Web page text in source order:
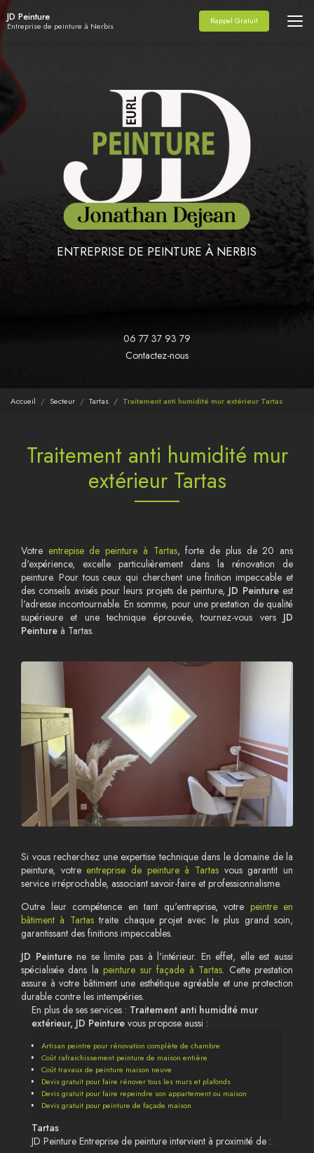
au
contenu
JD Peinture
Entreprise de peinture à Nerbis Rappel Gratuit
ENTREPRISE DE PEINTURE À NERBIS
06 77 37 93 79
Contactez-nous
Accueil Secteur Tartas Traitement anti humidité mur extérieur Tartas
Traitement anti humidité mur
extérieur Tartas
Votre entrepise de peinture à Tartas, forte de plus de 20 ans
d'expérience, excelle particulièrement dans la rénovation de
peinture. Pour tous ceux qui cherchent une finition impeccable et
des conseils avisés pour leurs projets de peinture, JD Peintureest
l'adresse incontournable. En somme, pour une prestation de qualité
supérieure et une technique éprouvée, tournez-vous vers JD
Peinture à Tartas.
Si vous recherchez une expertise technique dans le domaine de la
peinture, votre entreprise de peinture à Tartas vous garantit un
service irréprochable, associant savoir-faire et professionnalisme.
Outre leur compétence en tant qu'entreprise, votre peintre en
bâtiment à Tartastraite chaque projet avec le plus grand soin,
garantissant des finitions impeccables.
JD Peinturene se limite pas à l'intérieur. En effet, elle est aussi
spécialisée dans lapeinture sur façade à Tartas. Cette prestation
assure à votre bâtiment une esthétique agréable et une protection
durable contre les intempéries.
En plus de ses services : Traitement anti humidité mur
extérieur, JD Peinture vous propose aussi :
Artisan peintre pour rénovation complète de chambre
Coût rafraichissement peinture de maison entière
Coût travaux de peinture maison neuve
Devis gratuit pour faire rénover tous les murs et plafonds
Devis gratuit pour faire repeindre son appartement ou maison
Devis gratuit pour peinture de façade maison
Tartas
JD Peinture Entreprise de peinture intervient à proximité de :